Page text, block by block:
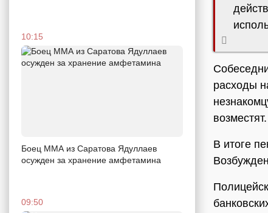
10:15
Боец ММА из Саратова Ядуллаев
осужден за хранение амфетамина
09:50
расходы
возместят.
В итоге